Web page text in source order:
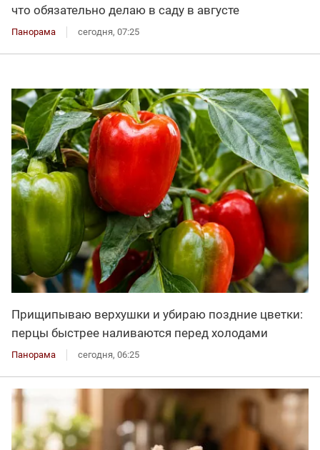
что обязательно делаю в саду в августе
Панорама сегодня, 07:25
Прищипываю верхушки и убираю поздние цветки:
перцы быстрее наливаются перед холодами
Панорама сегодня, 06:25